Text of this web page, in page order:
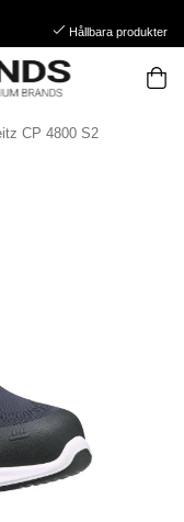
Hållbara produkter
CP 4800 S2